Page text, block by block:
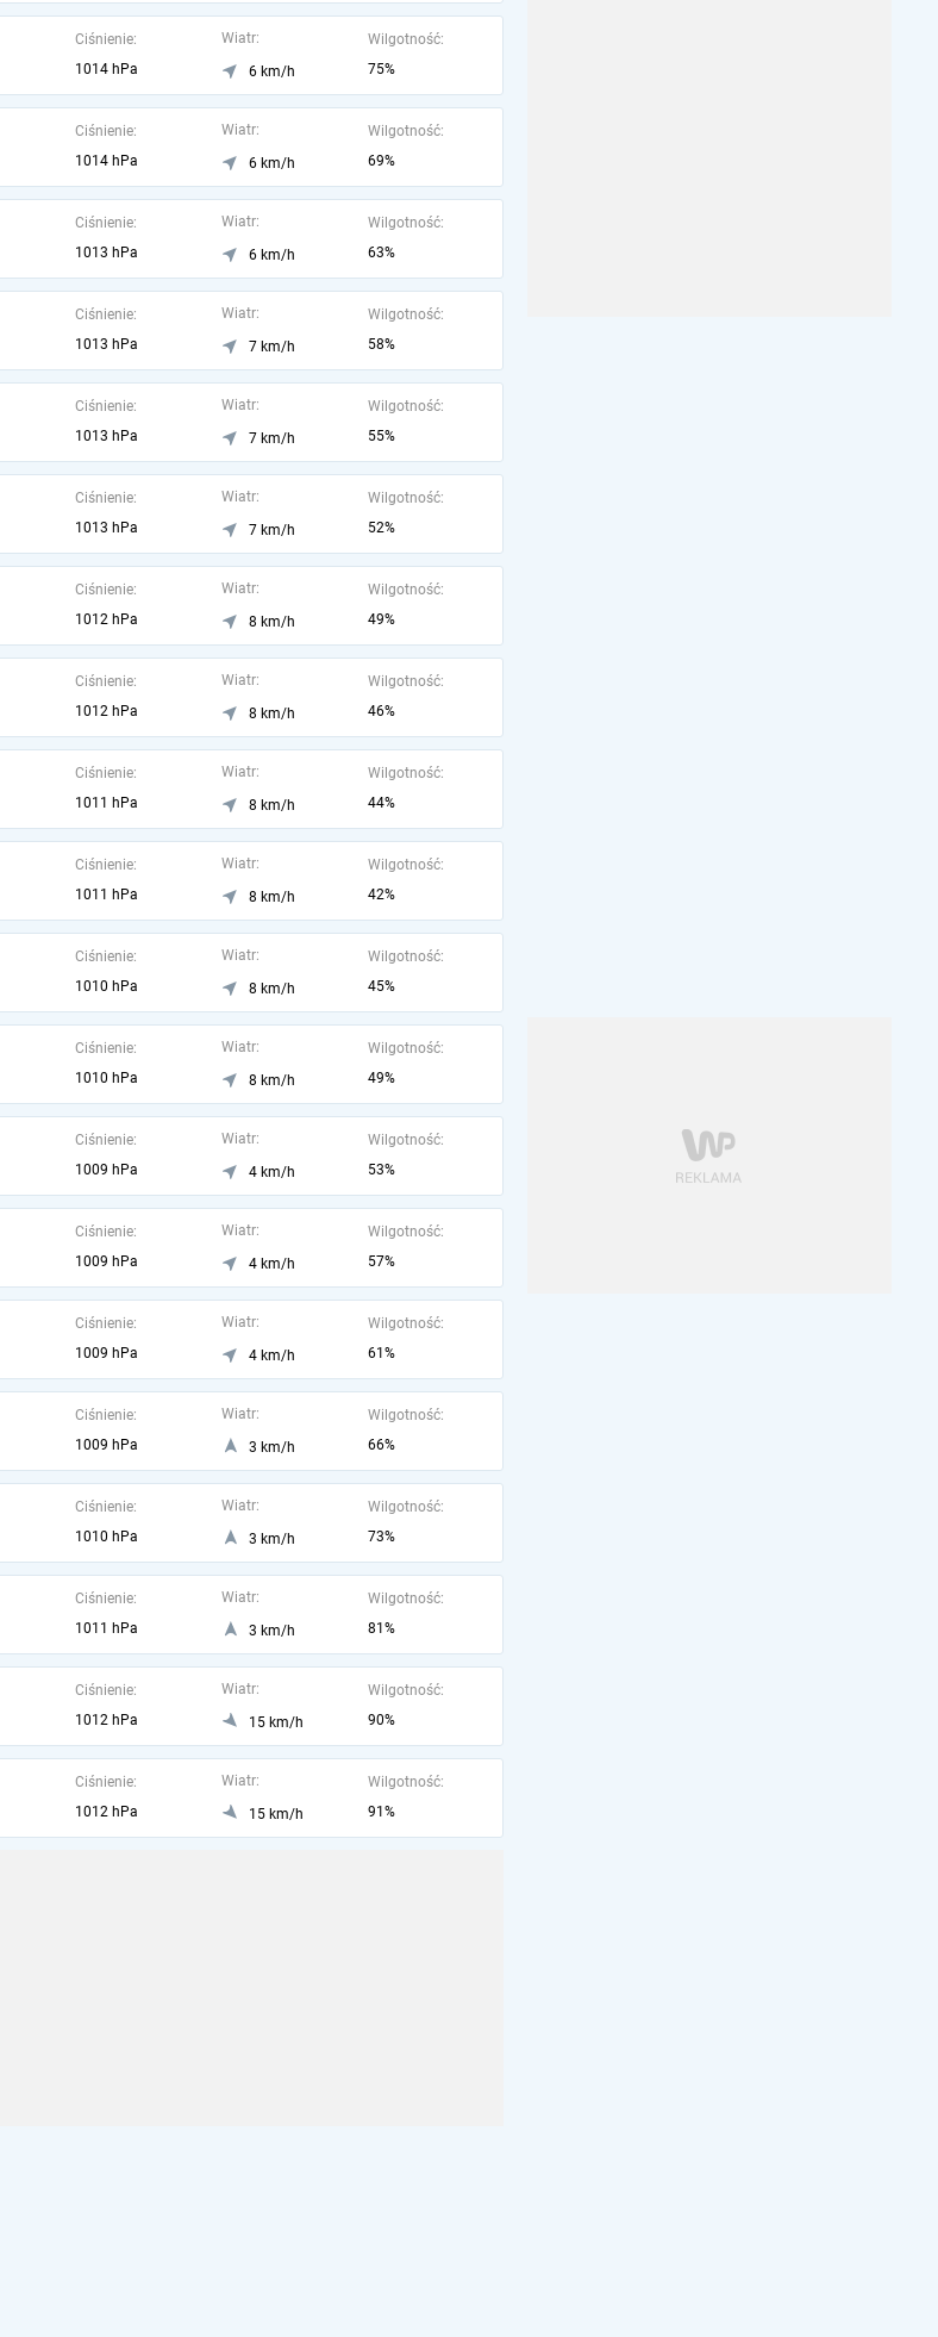
Ciśnienie:
1014 hPa
Wiatr:
6 km/h
Wilgotność:
75%
Ciśnienie:
1014 hPa
Wiatr:
6 km/h
Wilgotność:
69%
Ciśnienie:
1013 hPa
Wiatr:
6 km/h
Wilgotność:
63%
Ciśnienie:
1013 hPa
Wiatr:
7 km/h
Wilgotność:
58%
Ciśnienie:
1013 hPa
Wiatr:
7 km/h
Wilgotność:
55%
Ciśnienie:
1013 hPa
Wiatr:
7 km/h
Wilgotność:
52%
Ciśnienie:
1012 hPa
Wiatr:
8 km/h
Wilgotność:
49%
Ciśnienie:
1012 hPa
Wiatr:
8 km/h
Wilgotność:
46%
Ciśnienie:
1011 hPa
Wiatr:
8 km/h
Wilgotność:
44%
Ciśnienie:
1011 hPa
Wiatr:
8 km/h
Wilgotność:
42%
Ciśnienie:
1010 hPa
Wiatr:
8 km/h
Wilgotność:
45%
Ciśnienie:
1010 hPa
Wiatr:
8 km/h
Wilgotność:
49%
Ciśnienie:
1009 hPa
Wiatr:
4 km/h
Wilgotność:
53%
Ciśnienie:
1009 hPa
Wiatr:
4 km/h
Wilgotność:
57%
Ciśnienie:
1009 hPa
Wiatr:
4 km/h
Wilgotność:
61%
Ciśnienie:
1009 hPa
Wiatr:
3 km/h
Wilgotność:
66%
Ciśnienie:
1010 hPa
Wiatr:
3 km/h
Wilgotność:
73%
Ciśnienie:
1011 hPa
Wiatr:
3 km/h
Wilgotność:
81%
Ciśnienie:
1012 hPa
Wiatr:
15 km/h
Wilgotność:
90%
Ciśnienie:
1012 hPa
Wiatr:
15 km/h
Wilgotność:
91%